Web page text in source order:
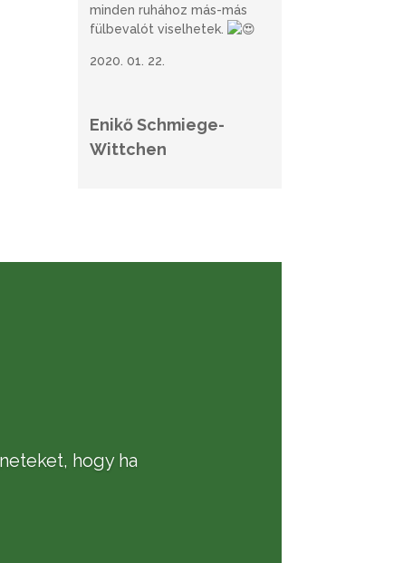
minden ruhához más-más
fülbevalót viselhetek.
2020. 01. 22.
Enikő Schmiege-
Wittchen
hogy ha